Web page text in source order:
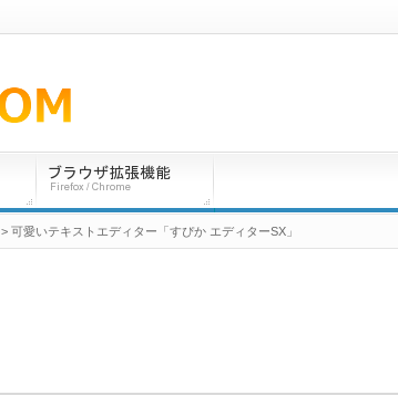
> 可愛いテキストエディター「すぴか エディターSX」